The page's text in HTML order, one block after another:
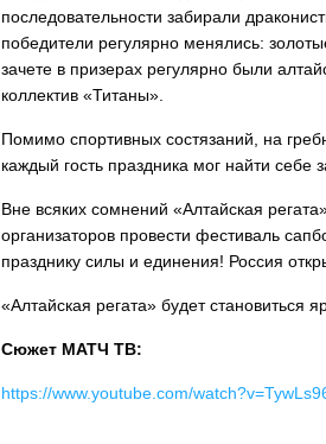
последовательности забирали
победители регулярно менялись:
зачете в призерах регулярно были
коллектив «Титаны».
Помимо спортивных состязаний, на
каждый гость праздника мог найти себе
Вне всяких сомнений «Алтайская
организаторов провести фестиваль
празднику силы и единения! Россия
«Алтайская регата» будет становиться
Сюжет МАТЧ ТВ:
https://www.youtube.com/